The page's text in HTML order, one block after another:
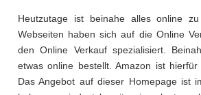
Heutzutage ist beinahe alles online
Webseiten haben sich auf die Online
den Online Verkauf spezialisiert.
etwas online bestellt. Amazon ist hierfür
Das Angebot auf dieser Homepage ist